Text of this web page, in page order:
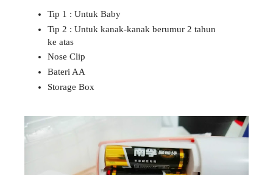
Tip 1 : Untuk Baby
Tip 2 : Untuk kanak-kanak berumur 2 tahun
ke atas
Nose Clip
Bateri AA
Storage Box